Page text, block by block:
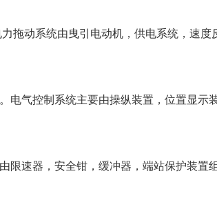
拖动系统由曳引电动机，供电系统，速度
气控制系统主要由操纵装置，位置显示
速器，安全钳，缓冲器，端站保护装置组